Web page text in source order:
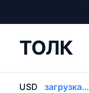
ТОЛК
USD загрузка...